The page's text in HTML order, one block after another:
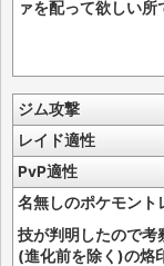
ァを配って欲しい所
ジム攻撃
レイド適性
PvP適性
名無しのポケモント
技が判明したので考
(進化前を除く)の烙